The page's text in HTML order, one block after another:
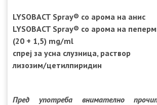
LYSOBACT Spray® со арома на анис
LYSOBACT Spray® со арома на
(20 + 1,5) mg/ml
спреј за усна слузница, раствор
лизозим/цетилпиридин
Пред употреба внимателно